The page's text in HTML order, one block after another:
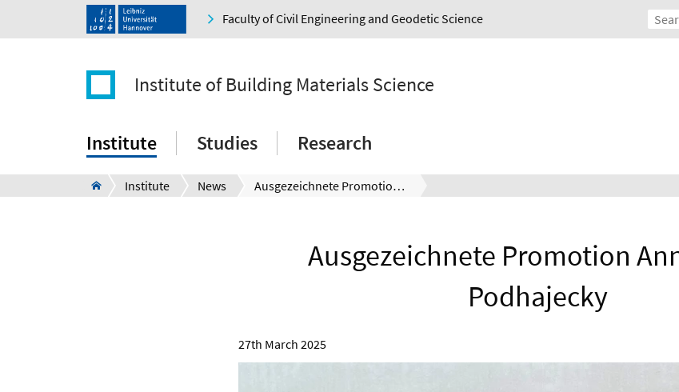
Faculty of Civil Engineering and Geodetic Science
Institute of Building Materials Science
Institute Studies Research
Institute News Ausgezeichnete Promotion Anna-Lena Podhajecky
Ausgezeichnete Promotion
Podhajecky
27th March 2025